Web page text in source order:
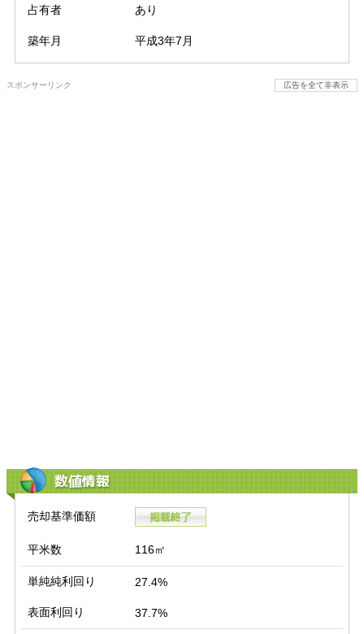
占有者 あり
築年月 平成3年7月
スポンサーリンク 広告を全て非表示
数値情報
売却基準価額
平米数 116㎡
単純純利回り 27.4%
表面利回り 37.7%